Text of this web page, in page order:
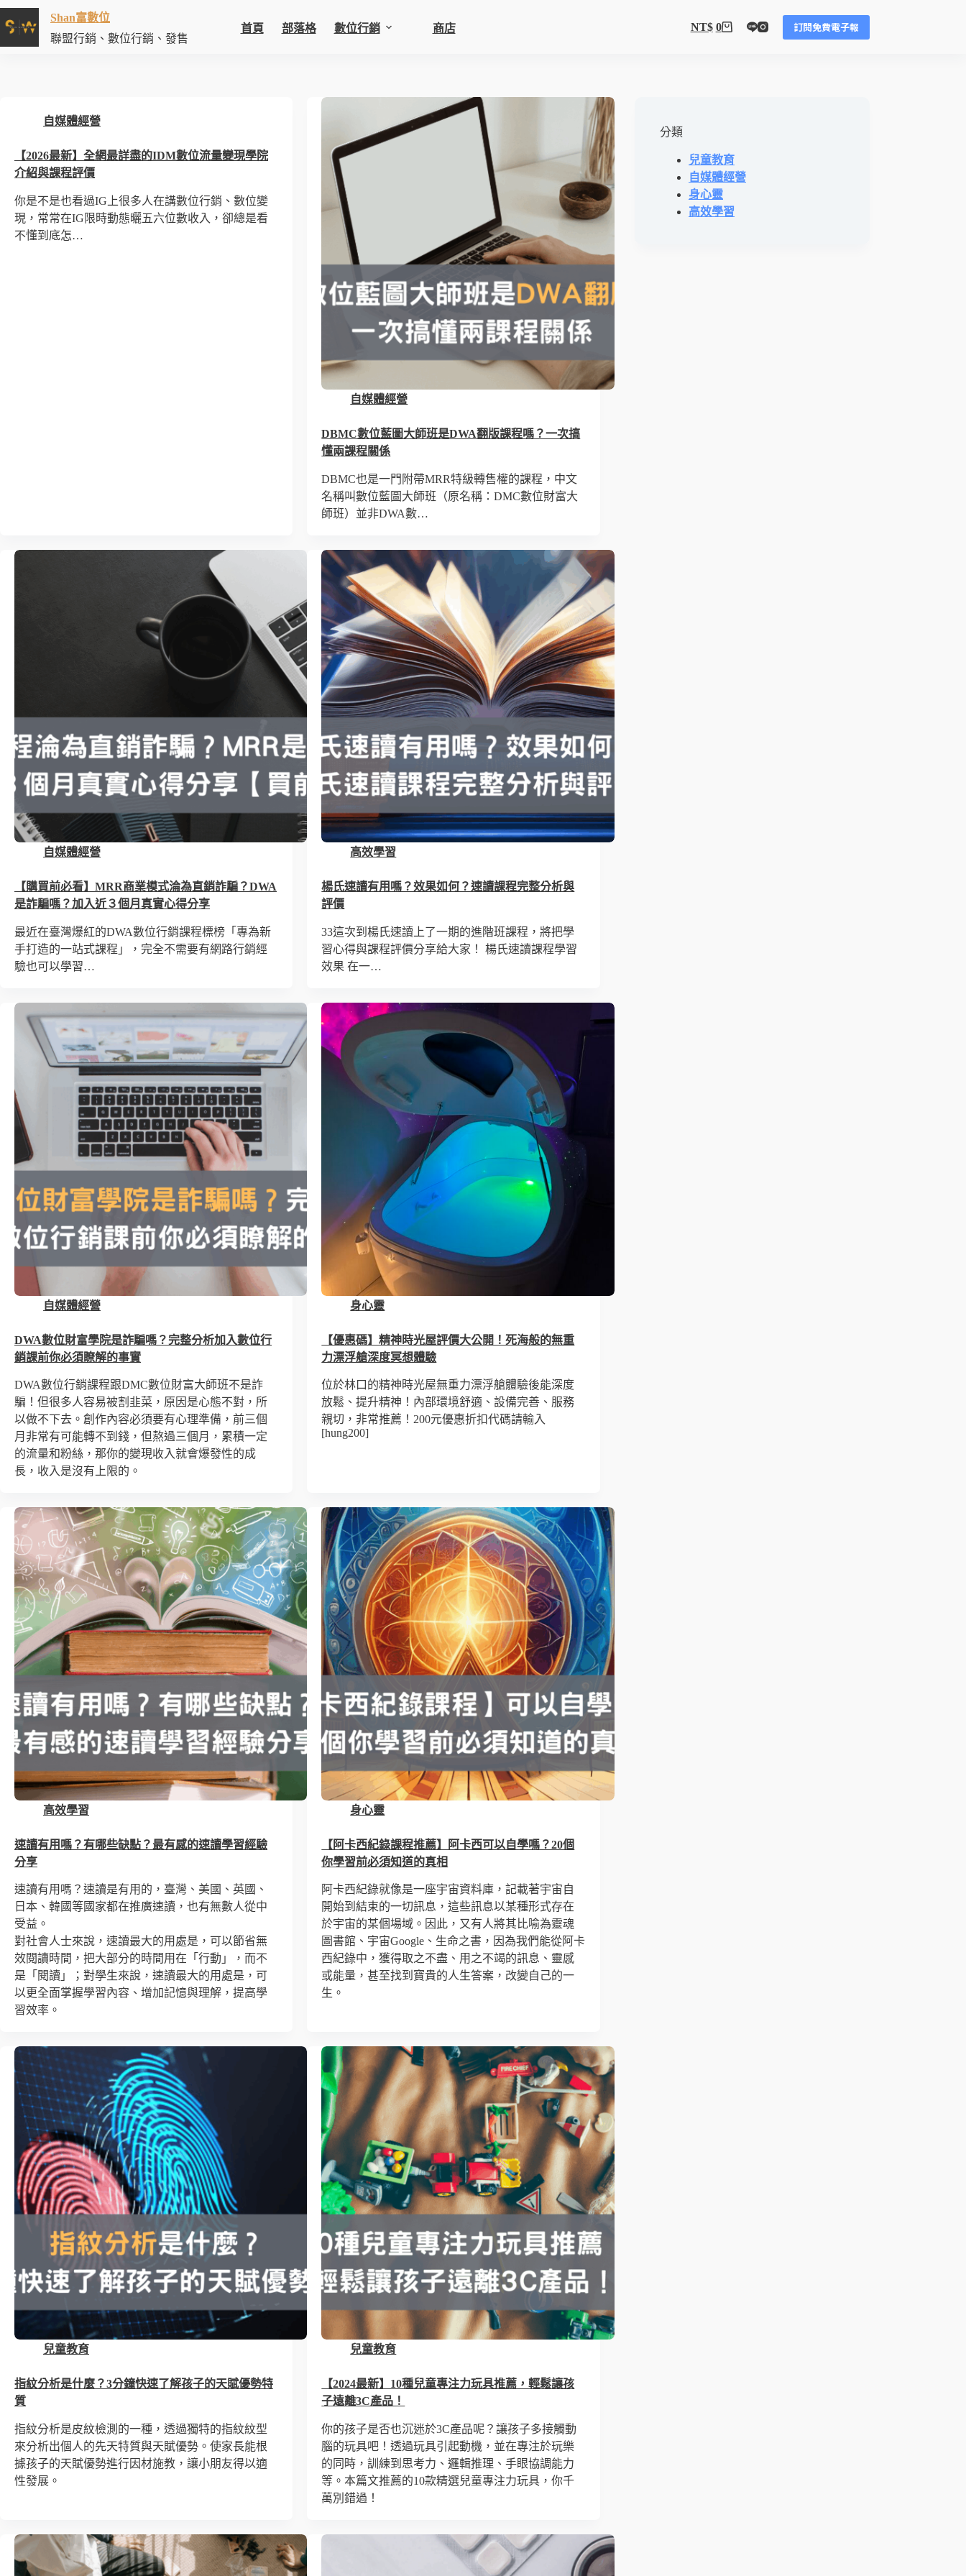
Shan富數位
聯盟行銷、數位行銷、發售
首頁 部落格 數位行銷 商店 NT$ 0 訂閱免費電子報
自媒體經營
【2026最新】全網最詳盡的IDM數位流量變現學院
介紹與課程評價
你是不是也看過IG上很多人在講數位行銷、數位變
現，常常在IG限時動態曬五六位數收入，卻總是看
不懂到底怎…
自媒體經營
DBMC數位藍圖大師班是DWA翻版課程嗎？一次搞
懂兩課程關係
DBMC也是一門附帶MRR特級轉售權的課程，中文
名稱叫數位藍圖大師班（原名稱：DMC數位財富大
師班）並非DWA數…
自媒體經營
【購買前必看】MRR商業模式淪為直銷詐騙？DWA
是詐騙嗎？加入近３個月真實心得分享
最近在臺灣爆紅的DWA數位行銷課程標榜「專為新
手打造的一站式課程」，完全不需要有網路行銷經
驗也可以學習…
高效學習
楊氏速讀有用嗎？效果如何？速讀課程完整分析與
評價
33這次到楊氏速讀上了一期的進階班課程，將把學
習心得與課程評價分享給大家！ 楊氏速讀課程學習
效果 在一…
自媒體經營
DWA數位財富學院是詐騙嗎？完整分析加入數位行
銷課前你必須瞭解的事實
DWA數位行銷課程跟DMC數位財富大師班不是詐
騙！但很多人容易被割韭菜，原因是心態不對，所
以做不下去。創作內容必須要有心理準備，前三個
月非常有可能轉不到錢，但熬過三個月，累積一定
的流量和粉絲，那你的變現收入就會爆發性的成
長，收入是沒有上限的。
身心靈
【優惠碼】精神時光屋評價大公開！死海般的無重
力漂浮艙深度冥想體驗
位於林口的精神時光屋無重力漂浮艙體驗後能深度
放鬆、提升精神！內部環境舒適、設備完善、服務
親切，非常推薦！200元優惠折扣代碼請輸入
[hung200]
高效學習
速讀有用嗎？有哪些缺點？最有感的速讀學習經驗
分享
速讀有用嗎？速讀是有用的，臺灣、美國、英國、
日本、韓國等國家都在推廣速讀，也有無數人從中
受益。
對社會人士來說，速讀最大的用處是，可以節省無
效閱讀時間，把大部分的時間用在「行動」，而不
是「閱讀」；對學生來說，速讀最大的用處是，可
以更全面掌握學習內容、增加記憶與理解，提高學
習效率。
身心靈
【阿卡西紀錄課程推薦】阿卡西可以自學嗎？20個
你學習前必須知道的真相
阿卡西紀錄就像是一座宇宙資料庫，記載著宇宙自
開始到結束的一切訊息，這些訊息以某種形式存在
於宇宙的某個場域。因此，又有人將其比喻為靈魂
圖書館、宇宙Google、生命之書，因為我們能從阿卡
西紀錄中，獲得取之不盡、用之不竭的訊息、靈感
或能量，甚至找到寶貴的人生答案，改變自己的一
生。
兒童教育
指紋分析是什麼？3分鐘快速了解孩子的天賦優勢特
質
指紋分析是皮紋檢測的一種，透過獨特的指紋紋型
來分析出個人的先天特質與天賦優勢。使家長能根
據孩子的天賦優勢進行因材施教，讓小朋友得以適
性發展。
兒童教育
【2024最新】10種兒童專注力玩具推薦，輕鬆讓孩
子遠離3C產品！
你的孩子是否也沉迷於3C產品呢？讓孩子多接觸動
腦的玩具吧！透過玩具引起動機，並在專注於玩樂
的同時，訓練到思考力、邏輯推理、手眼協調能力
等。本篇文推薦的10款精選兒童專注力玩具，你千
萬別錯過！
分類
兒童教育
自媒體經營
身心靈
高效學習